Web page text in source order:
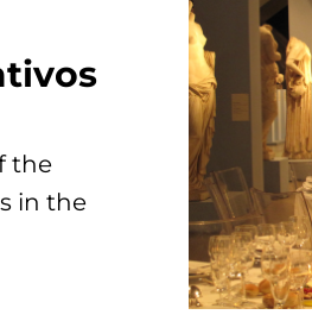
the
in the